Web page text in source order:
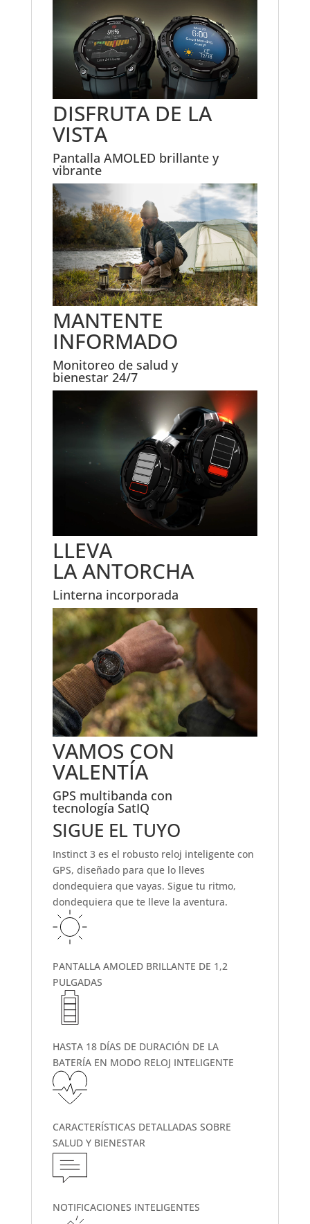
DISFRUTA DE LA
VISTA
Pantalla AMOLED brillante y
vibrante
MANTENTE
INFORMADO
Monitoreo de salud y
bienestar 24/7
LLEVA
LA ANTORCHA
Linterna incorporada
VAMOS CON
VALENTÍA
GPS multibanda con
tecnología SatIQ
SIGUE EL TUYO
Instinct 3 es el robusto reloj inteligente con
GPS, diseñado para que lo lleves
dondequiera que vayas. Sigue tu ritmo,
dondequiera que te lleve la aventura.
PANTALLA AMOLED BRILLANTE DE 1,2
PULGADAS
HASTA 18 DÍAS DE DURACIÓN DE LA
BATERÍA EN MODO RELOJ INTELIGENTE
CARACTERÍSTICAS DETALLADAS SOBRE
SALUD Y BIENESTAR
NOTIFICACIONES INTELIGENTES